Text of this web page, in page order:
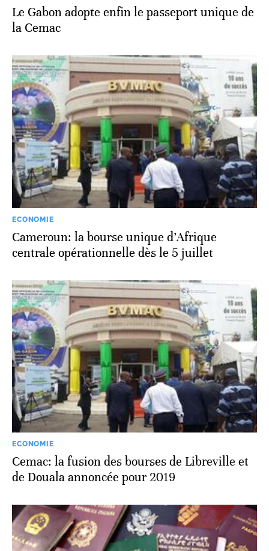
Le Gabon adopte enfin le passeport unique de
la Cemac
ECONOMIE
Cameroun: la bourse unique d’Afrique
centrale opérationnelle dès le 5 juillet
ECONOMIE
Cemac: la fusion des bourses de Libreville et
de Douala annoncée pour 2019